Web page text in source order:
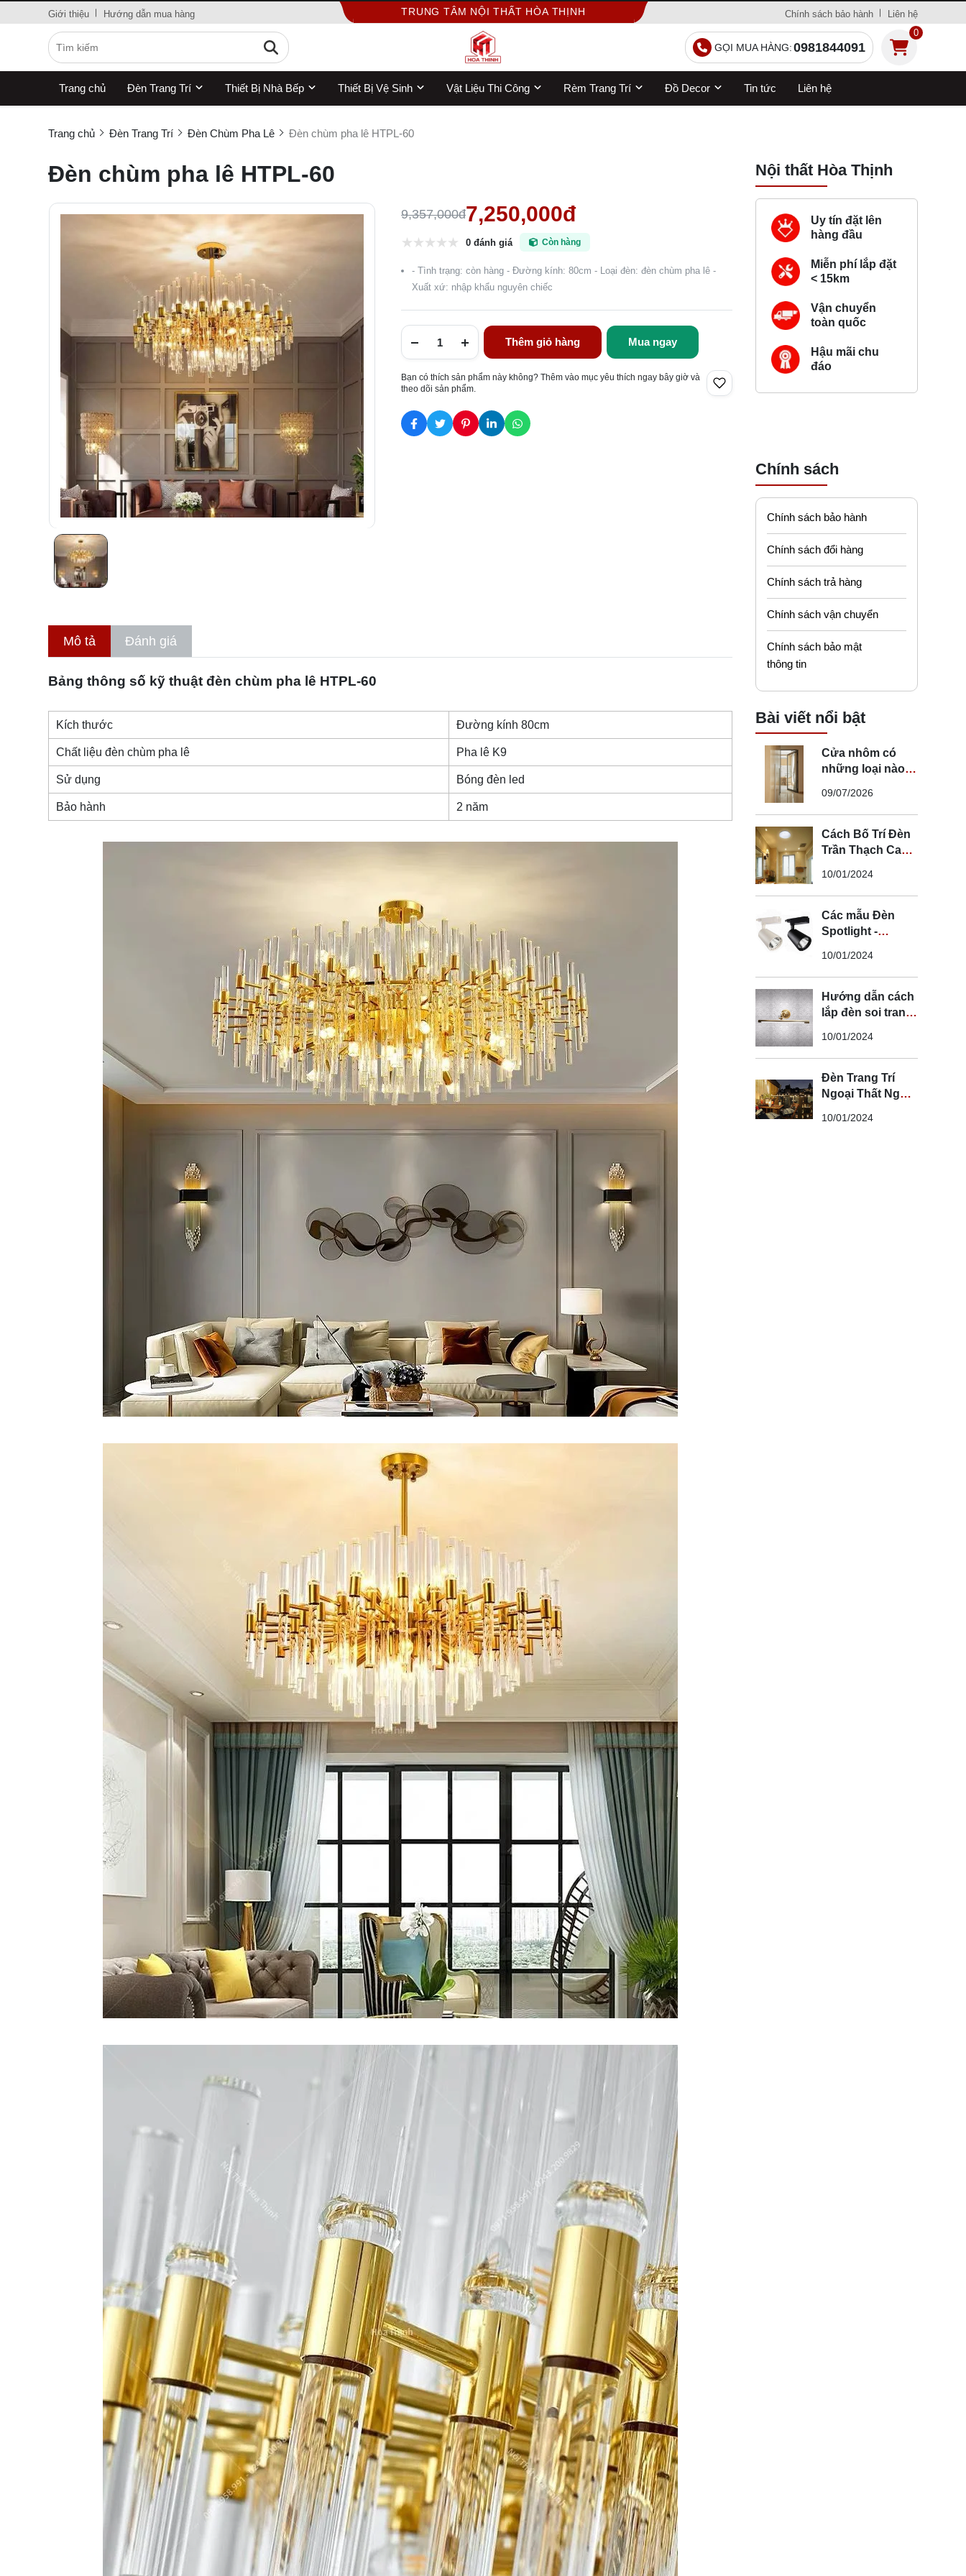
Giới thiệu Hướng dẫn mua hàng TRUNG TÂM NỘI THẤT HÒA THỊNH Chính sách bảo hành Liên hệ
GỌI MUA HÀNG:0981844091
0
Trang chủ Đèn Trang Trí Thiết Bị Nhà Bếp Thiết Bị Vệ Sinh Vật Liệu Thi Công Rèm Trang Trí Đồ Decor Tin tức Liên hệ
Trang chủ Đèn Trang Trí Đèn Chùm Pha Lê Đèn chùm pha lê HTPL-60
Đèn chùm pha lê HTPL-60
9,357,000đ7,250,000đ
0 đánh giá Còn hàng
- Tình trạng: còn hàng - Đường kính: 80cm - Loại đèn: đèn chùm pha lê -
Xuất xứ: nhập khẩu nguyên chiếc
Thêm giỏ hàng Mua ngay
Bạn có thích sản phẩm này không? Thêm vào mục yêu thích ngay bây giờ và
theo dõi sản phẩm.
Mô tả Đánh giá
Bảng thông số kỹ thuật đèn chùm pha lê HTPL-60
Kích thước Đường kính 80cm
Chất liệuđèn chùm pha lê Pha lê K9
Sử dụng Bóng đèn led
Bảo hành 2 năm
Nội thất Hòa Thịnh
Uy tín đặt lên
hàng đầu
Miễn phí lắp đặt
< 15km
Vận chuyển
toàn quốc
Hậu mãi chu
đáo
Chính sách
Chính sách bảo hành
Chính sách đổi hàng
Chính sách trả hàng
Chính sách vận chuyển
Chính sách bảo mật
thông tin
Bài viết nổi bật
Cửa nhôm có
những loại nào?
nhôm phù hợp
09/07/2026
Cách Bố Trí Đèn
Trần Thạch Cao
Lắp Đèn Trần
Thạch Cao
10/01/2024
Các mẫu Đèn
Spotlight -
- Spotlight rọi ray
10/01/2024
Hướng dẫn cách
lắp đèn soi tranh
an toàn
10/01/2024
Đèn Trang Trí
Ngoại Thất Ngoài
Thất Trang Trí
10/01/2024